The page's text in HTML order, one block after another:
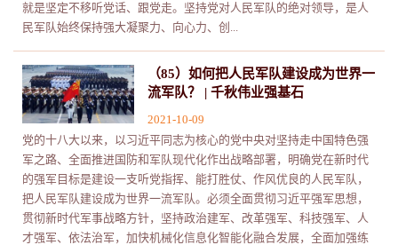
就是坚定不移听党话、跟党走。坚持党对人民军队的绝对领导，是人
民军队始终保持强大凝聚力、向心力、创...
（85）如何把人民军队建设成为世界一
流军队？ | 千秋伟业强基石
2021-10-09
党的十八大以来，以习近平同志为核心的党中央对坚持走中国特色强
军之路、全面推进国防和军队现代化作出战略部署，明确党在新时代
的强军目标是建设一支听党指挥、能打胜仗、作风优良的人民军队，
把人民军队建设成为世界一流军队。必须全面贯彻习近平强军思想，
贯彻新时代军事战略方针，坚持政治建军、改革强军、科技强军、人
才强军、依法治军，加快机械化信息化智能化融合发展，全面加强练